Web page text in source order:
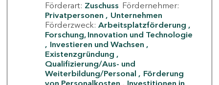
Förderart: Zuschuss Fördernehmer:
Privatpersonen
Unternehmen
Förderzweck: Arbeitsplatzförderung
Forschung, Innovation und Technologie
Investieren und Wachsen
Existenzgründung
Qualifizierung/Aus- und
Weiterbildung/Personal
Förderung